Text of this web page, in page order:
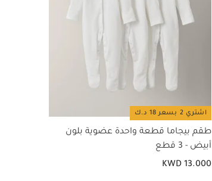
اشتري 2 بسعر 18 د.ك
طقم بيجاما قطعة واحدة عضوية بلون
أبيض - 3 قطع
KWD 13.000